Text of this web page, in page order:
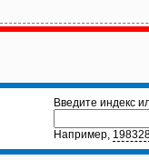
Введите индекс
Например,